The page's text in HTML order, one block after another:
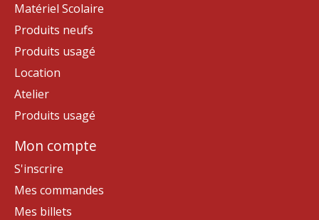
Matériel Scolaire
Produits neufs
Produits usagé
Location
Atelier
Produits usagé
Mon compte
S'inscrire
Mes commandes
Mes billets